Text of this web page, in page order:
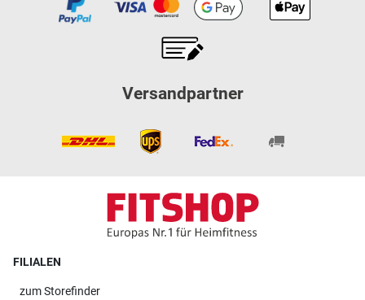
Versandpartner
FILIALEN
zumStorefinder